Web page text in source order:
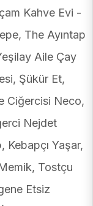
Kahve Evi -
The Ayıntap
Aile Çay
Şükür Et,
Ciğercisi Neco,
Nejdet
Kebapçı Yaşar,
Tostçu
Etsiz